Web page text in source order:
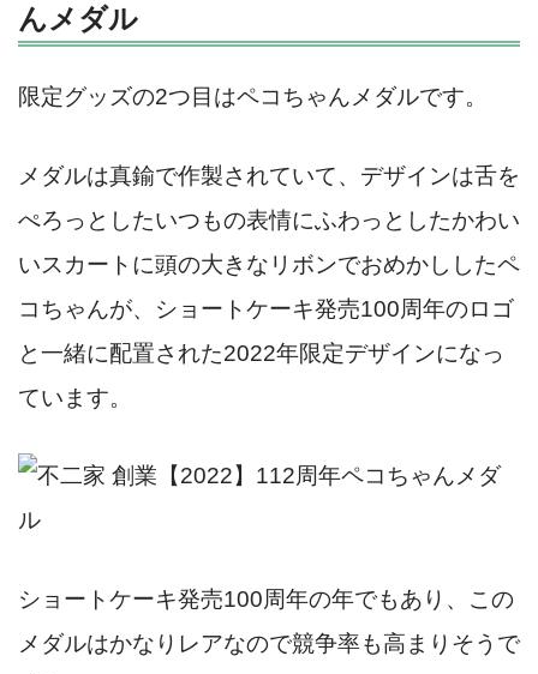
んメダル
限定グッズの2つ目はペコちゃんメダルです。
メダルは真鍮で作製されていて、デザインは舌を
ぺろっとしたいつもの表情にふわっとしたかわい
いスカートに頭の大きなリボンでおめかししたペ
コちゃんが、ショートケーキ発売100周年のロゴ
と一緒に配置された2022年限定デザインになっ
ています。
ショートケーキ発売100周年の年でもあり、この
メダルはかなりレアなので競争率も高まりそうで